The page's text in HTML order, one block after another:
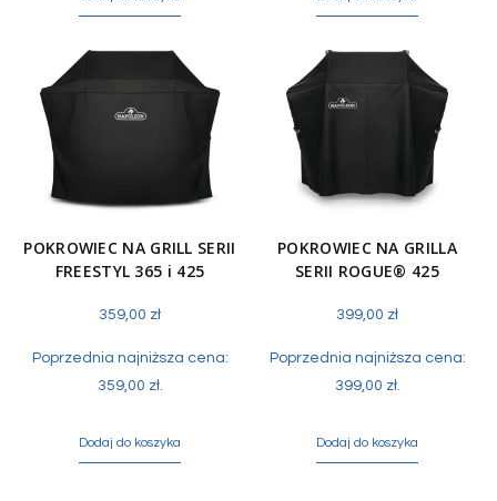
POKROWIEC NA GRILL SERII
FREESTYL 365 i 425
359,00 zł
Poprzednia najniższa cena:
359,00 zł.
Dodaj do koszyka
POKROWIEC NA GRILLA
SERII ROGUE® 425
399,00 zł
Poprzednia najniższa cena:
399,00 zł.
Dodaj do koszyka